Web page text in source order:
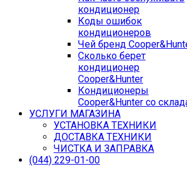
кондиционер
Коды ошибок
кондиционеров
Чей бренд
Сколько берет
кондиционер
Cooper&Hunter
Кондиционеры
Cooper&Hunter со
УСЛУГИ МАГАЗИНА
УСТАНОВКА ТЕХНИКИ
ДОСТАВКА ТЕХНИКИ
ЧИСТКА И ЗАПРАВКА
(044) 229-01-00